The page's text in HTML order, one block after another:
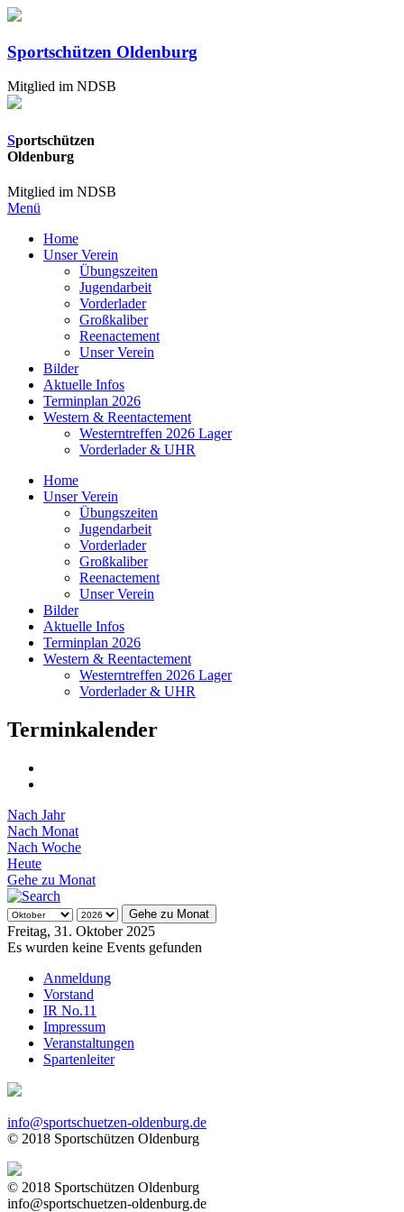
Sportschützen Oldenburg
Mitglied im NDSB
Sportschützen
Oldenburg
Mitglied im NDSB
Menü
Home
Unser Verein
Übungszeiten
Jugendarbeit
Vorderlader
Großkaliber
Reenactement
Unser Verein
Bilder
Aktuelle Infos
Terminplan 2026
Western & Reentactement
Westerntreffen 2026 Lager
Vorderlader & UHR
Home
Unser Verein
Übungszeiten
Jugendarbeit
Vorderlader
Großkaliber
Reenactement
Unser Verein
Bilder
Aktuelle Infos
Terminplan 2026
Western & Reentactement
Westerntreffen 2026 Lager
Vorderlader & UHR
Terminkalender
Nach Jahr
Nach Monat
Nach Woche
Heute
Gehe zu Monat
Gehe zu Monat
Freitag, 31. Oktober 2025
Es wurden keine Events gefunden
Anmeldung
Vorstand
IR No.11
Impressum
Veranstaltungen
Spartenleiter
info@sportschuetzen-oldenburg.de
© 2018 Sportschützen Oldenburg
© 2018 Sportschützen Oldenburg
info@sportschuetzen-oldenburg.de